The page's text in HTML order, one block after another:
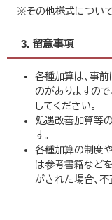
※その他様式について
3．留意事項
各種加算は、事
のがありますので
してください。
処遇改善加算等
す。
各種加算の制度や
は参考書籍など
がされた場合、不